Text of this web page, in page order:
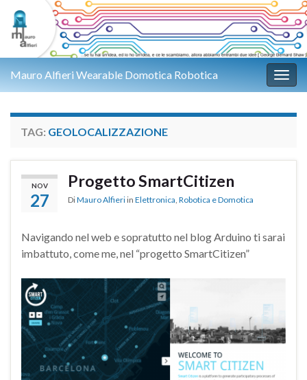
Mauro Alfieri Wearable Domotica Robotica
TAG: GEOLOCALIZZAZIONE
NOV
27
Progetto SmartCitizen
DiMauro Alfieri in Elettronica, Robotica e Domotica
Navigando nel web e sopratutto nel blog Arduino ti sarai
imbattuto, come me, nel “progetto SmartCitizen”